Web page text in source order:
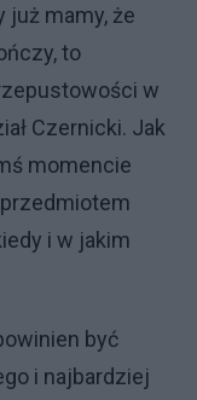
już mamy, że
to
w
Czernicki. Jak
momencie
i w jakim
być
i najbardziej